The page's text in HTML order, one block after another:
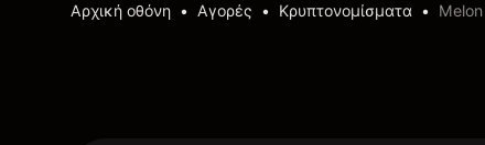
Αρχική οθόνη Αγορές Κρυπτονομίσματα